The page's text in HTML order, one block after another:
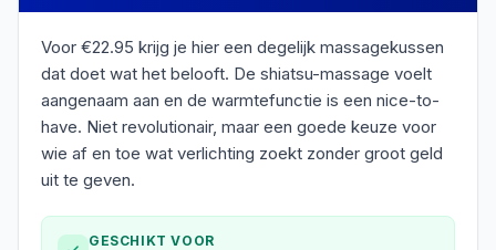
Voor €22.95 krijg je hier een degelijk massagekussen
dat doet wat het belooft. De shiatsu-massage voelt
aangenaam aan en de warmtefunctie is een nice-to-
have. Niet revolutionair, maar een goede keuze voor
wie af en toe wat verlichting zoekt zonder groot geld
uit te geven.
GESCHIKT VOOR